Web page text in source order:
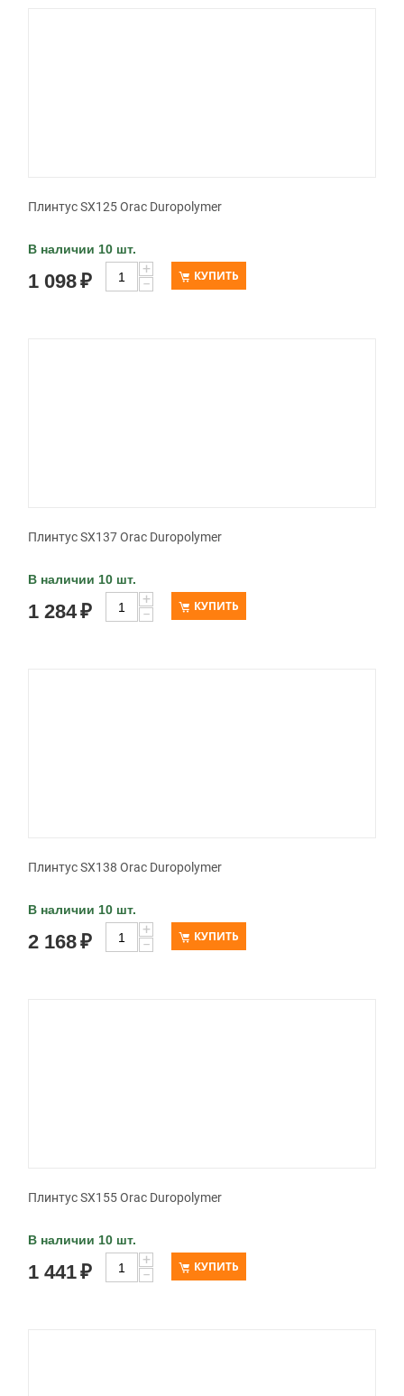
Плинтус SX125 Orac Duropolymer
В наличии 10 шт.
1 098₽
+
−
КУПИТЬ
Плинтус SX137 Orac Duropolymer
В наличии 10 шт.
1 284₽
+
−
КУПИТЬ
Плинтус SX138 Orac Duropolymer
В наличии 10 шт.
2 168₽
+
−
КУПИТЬ
Плинтус SX155 Orac Duropolymer
В наличии 10 шт.
1 441₽
+
−
КУПИТЬ